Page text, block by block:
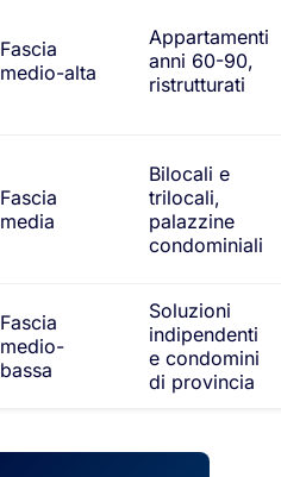
Fascia
medio-alta
Appartamenti
anni 60-90,
ristrutturati
Fascia
media
Bilocali e
trilocali,
palazzine
condominiali
Fascia
medio-
bassa
Soluzioni
indipendenti
e condomini
di provincia